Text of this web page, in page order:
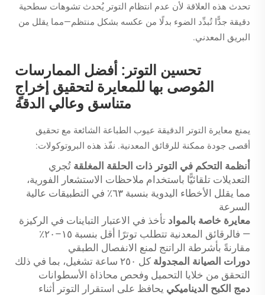
تحدث هذه العلاقة لأن عدم انتظام التوتر يُحدث تشوهات سطحية
دقيقة جدًّا تُبدِّد الضوء بدلًا من عكسه بشكل منتظم—مما يقلل من
البريق المعدني.
تحسين التوتر: أفضل الممارسات
المُوصى بها للمعايرة لتحقيق إخراجٍ
متناسق وعالي الدقة
يمنع معايرة التوتر الدقيقة عيوب الطباعة الشائعة مع تحقيق
أقصى جودة ممكنة للرقائق المعدنية. نفّذ هذه البروتوكولات:
أنظمة التحكم في التوتر ذات الحلقة المغلقة تُجري
التعديلات تلقائيًّا باستخدام ملاحظات الاستشعار الفورية،
مما يقلل الأخطاء اليدوية بنسبة ٦٣٪ في التطبيقات عالية
السرعة
معايرة خاصة بالمواد تأخذ في الاعتبار التباينات في الركيزة
— فالرقائق المعدنية تتطلب توترًا أقل بنسبة ١٥–٢٠٪
مقارنةً بأشرطة الراتنج لمنع الانفصال الطبقي
دورات الصيانة المجدولة
كل ٢٥٠ ساعة تشغيل، بما في ذلك
التحقق من خلايا التحميل وفحص محاذاة الأسطوانات
دمج الكبح الديناميكي يحافظ على استقرار التوتر أثناء